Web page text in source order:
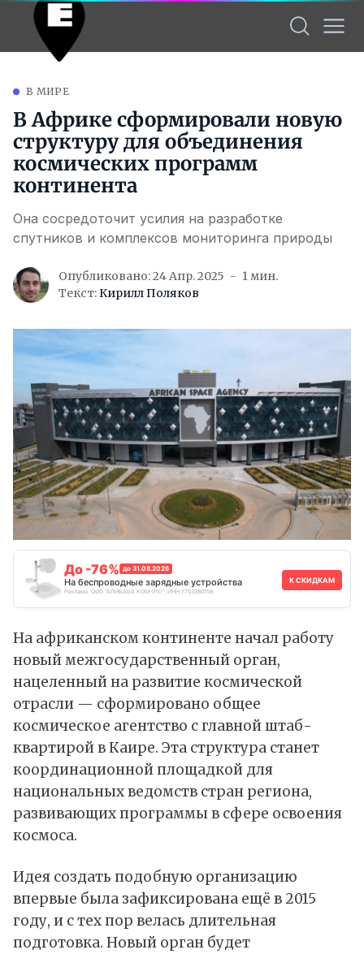
В МИРЕ
В Африке сформировали новую
структуру для объединения
космических программ
континента
Она сосредоточит усилия на разработке
спутников и комплексов мониторинга природы
Опубликовано: 24 Апр. 2025
1 мин.
Текст: Кирилл Поляков
До -76% до 31.08.2026
На беспроводные зарядные устройства
Реклама. ООО "АЛИБАБА.КОМ (РУ)", ИНН 7703380158
К СКИДКАМ
На африканском континенте начал работу
новый межгосударственный орган,
нацеленный на развитие космической
отрасли — сформировано общее
космическое агентство с главной штаб-
квартирой в Каире. Эта структура станет
координационной площадкой для
национальных ведомств стран региона,
развивающих программы в сфере освоения
космоса.
Идея создать подобную организацию
впервые была зафиксирована ещё в 2015
году, и с тех пор велась длительная
подготовка. Новый орган будет